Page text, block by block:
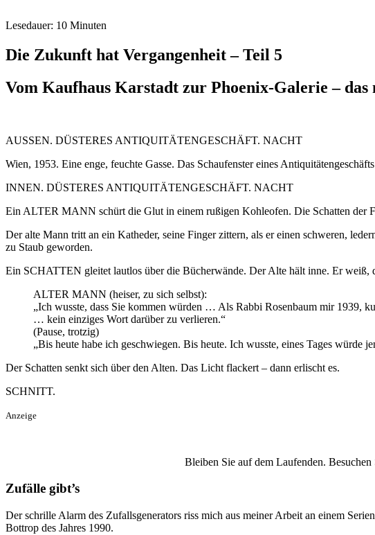
Lesedauer: 10 Minuten
Die Zukunft hat Vergangenheit – Teil 5
Vom Kaufhaus Karstadt zur Phoenix-Galerie –
AUSSEN. DÜSTERES ANTIQUITÄTENGESCHÄFT. NACHT
Wien, 1953. Eine enge, feuchte Gasse. Das Schaufenster eines
INNEN. DÜSTERES ANTIQUITÄTENGESCHÄFT. NACHT
Ein ALTER MANN schürt die Glut in einem rußigen Kohleofen. Die Schatten der
Der alte Mann tritt an ein Katheder, seine Finger zittern, als er einen schweren,
zu Staub geworden.
Ein SCHATTEN gleitet lautlos über die Bücherwände. Der Alte hält inne. Er weiß,
ALTER MANN (heiser, zu sich selbst):
„Ich wusste, dass Sie kommen würden … Als Rabbi Rosenbaum mir 1939,
… kein einziges Wort darüber zu verlieren.“
(Pause, trotzig)
„Bis heute habe ich geschwiegen. Bis heute. Ich wusste, eines Tages würde
Der Schatten senkt sich über den Alten. Das Licht flackert – dann erlischt es.
SCHNITT.
Anzeige
Bleiben Sie auf dem Laufenden.
Zufälle gibt’s
Der schrille Alarm des Zufallsgenerators riss mich aus meiner Arbeit an einem
Bottrop des Jahres 1990.